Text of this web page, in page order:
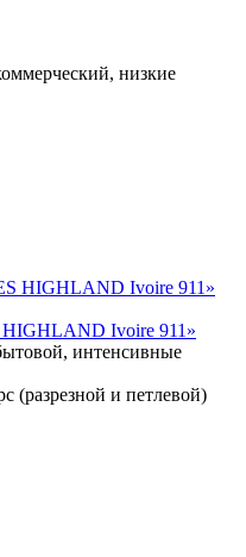
низкие
Ivoire 911»
интенсивные
(разрезной и петлевой)